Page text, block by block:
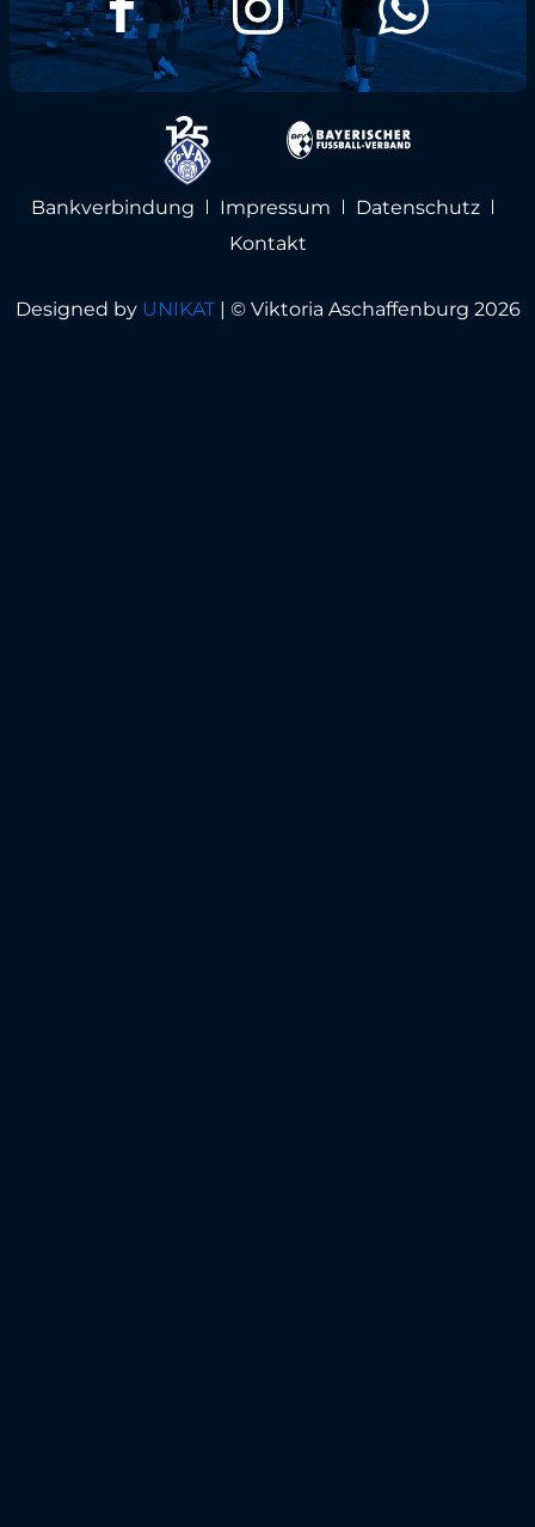
Bankverbindung Impressum
Datenschutz
Kontakt
Designed by UNIKAT| © Viktoria Aschaffenburg 2026